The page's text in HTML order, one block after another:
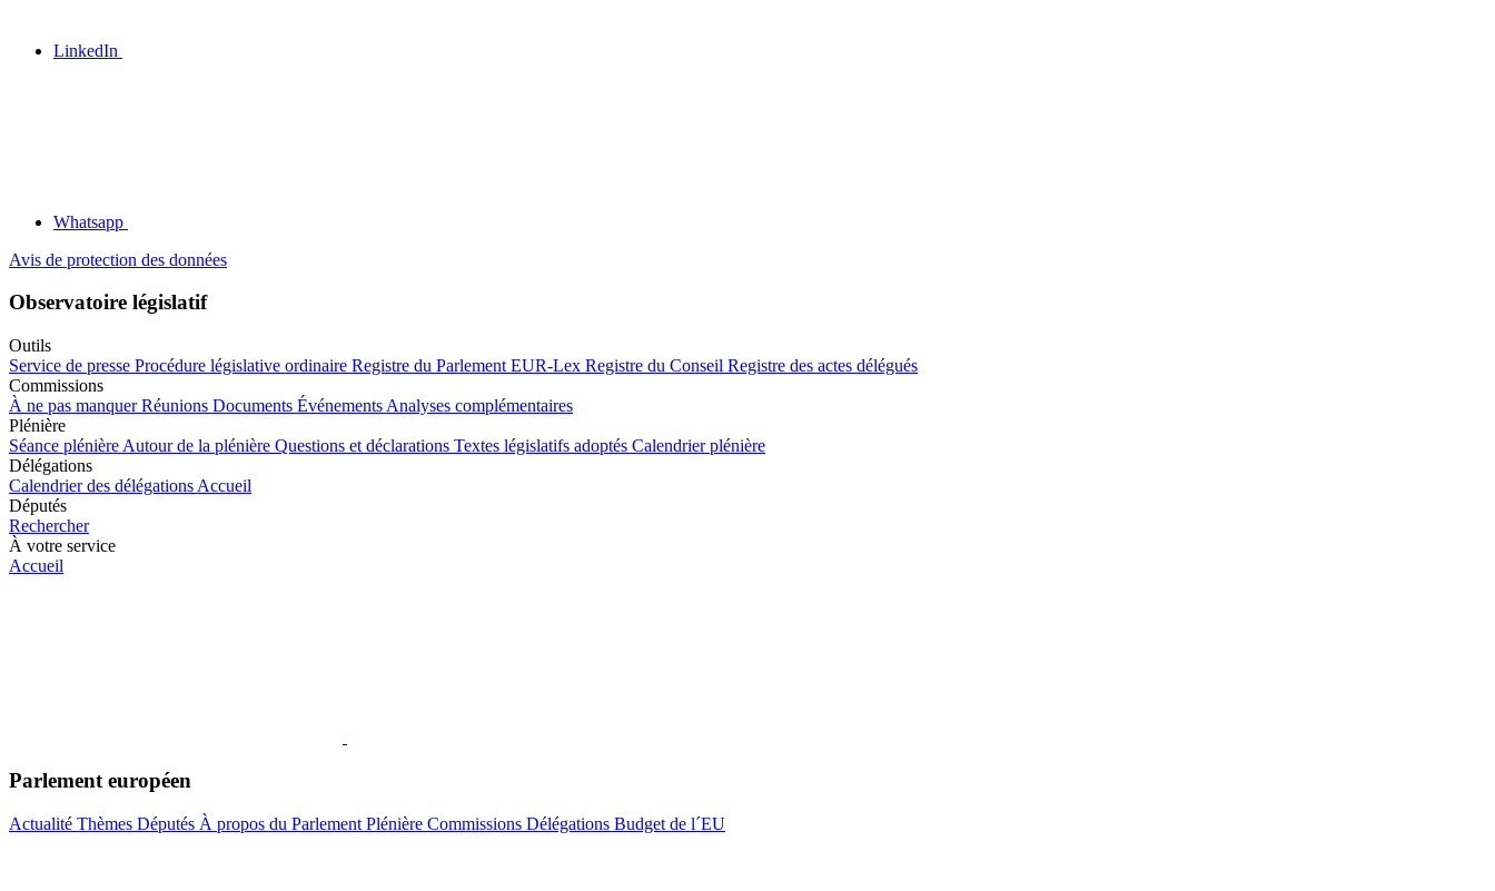
LinkedIn
Whatsapp
Avis de protection des données
Observatoire législatif
Outils
Service de presse Procédure législative ordinaire Registre du Parlement EUR-Lex Registre du Conseil Registre des actes délégués
Commissions
À ne pas manquer Réunions Documents Événements Analyses complémentaires
Plénière
Séance plénière Autour de la plénière Questions et déclarations Textes législatifs adoptés Calendrier plénière
Délégations
Calendrier des délégations Accueil
Députés
Rechercher
À votre service
Accueil
Parlement européen
Actualité Thèmes Députés À propos du Parlement Plénière Commissions Délégations Budget de l´EU